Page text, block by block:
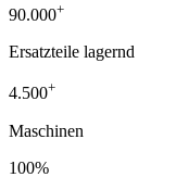
90.000+
Ersatzteile lagernd
4.500+
Maschinen
100%